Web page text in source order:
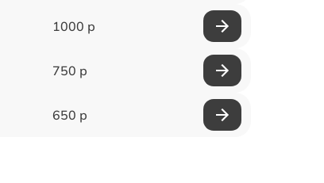
1000 р
750 р
650 р